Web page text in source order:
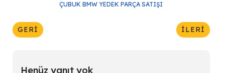
ÇUBUK BMW YEDEK PARÇA SATIŞI
GERI İLERI
Henüz yanıt yok